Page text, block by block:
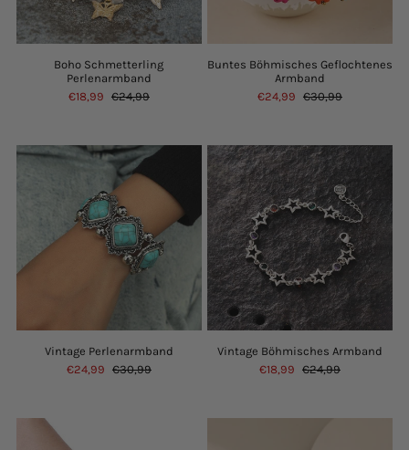
Boho Schmetterling
Perlenarmband
€18,99 €24,99
Buntes Böhmisches Geflochtenes
Armband
€24,99
€30,99
Vintage Perlenarmband
€24,99 €30,99
Vintage Böhmisches Armband
€18,99
€24,99